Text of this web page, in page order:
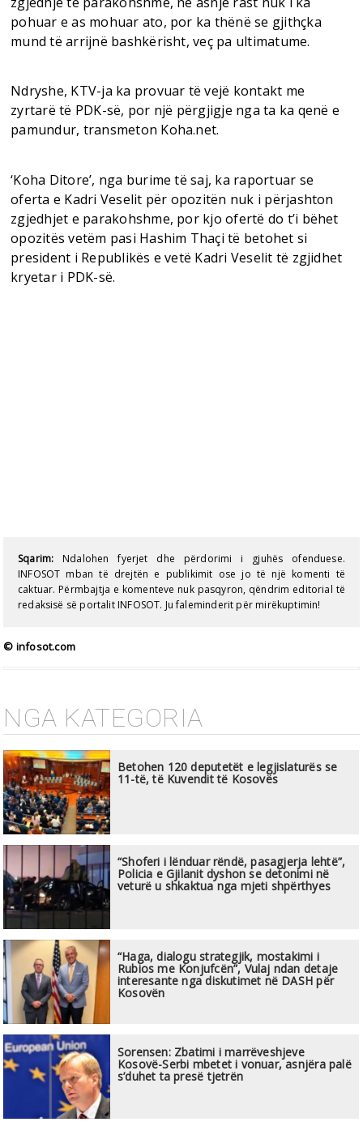
pohuar e as mohuar ato, por ka thënë se gjithçka
mund të arrijnë bashkërisht, veç pa ultimatume.
Ndryshe, KTV-ja ka provuar të vejë kontakt me
zyrtarë të PDK-së, por një përgjigje nga ta ka qenë e
pamundur, transmeton Koha.net.
‘Koha Ditore’, nga burime të saj, ka raportuar se
oferta e Kadri Veselit për opozitën nuk i përjashton
zgjedhjet e parakohshme, por kjo ofertë do t’i bëhet
opozitës vetëm pasi Hashim Thaçi të betohet si
president i Republikës e vetë Kadri Veselit të zgjidhet
kryetar i PDK-së.
Sqarim: Ndalohen fyerjet dhe përdorimi i gjuhës ofenduese.
INFOSOT mban të drejtën e publikimit ose jo të një komenti të
caktuar. Përmbajtja e komenteve nuk pasqyron, qëndrim editorial të
redaksisë së portalit INFOSOT. Ju faleminderit për mirëkuptimin!
© infosot.com
NGA KATEGORIA
Betohen 120 deputetët e legjislaturës se
11-të, të Kuvendit të Kosovës
“Shoferi i lënduar rëndë, pasagjerja lehtë”,
Policia e Gjilanit dyshon se detonimi në
veturë u shkaktua nga mjeti shpërthyes
“Haga, dialogu strategjik, mostakimi i
Rubios me Konjufcën”, Vulaj ndan detaje
interesante nga diskutimet në DASH për
Kosovën
Sorensen: Zbatimi i marrëveshjeve
Kosovë-Serbi mbetet i vonuar, asnjëra palë
s’duhet ta presë tjetrën